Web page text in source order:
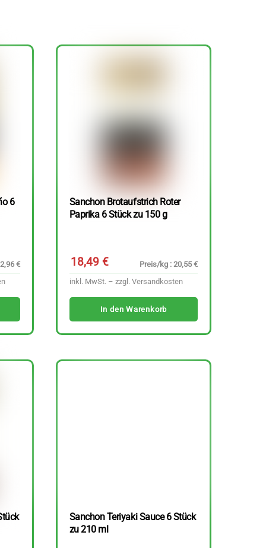
6
€
Sanchon Brotaufstrich Roter
Paprika 6 Stück zu 150 g
18,49€
Preis/kg : 20,55 €
inkl. MwSt. – zzgl. Versandkosten
In den Warenkorb
Sanchon Teriyaki Sauce 6 Stück
zu 210 ml